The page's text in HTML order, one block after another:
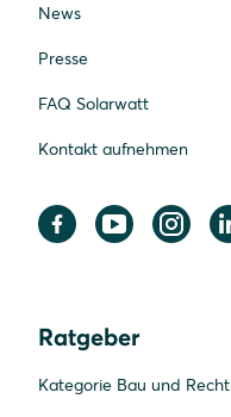
News
Presse
FAQ Solarwatt
Kontakt aufnehmen
Ratgeber
Kategorie Bau und Recht